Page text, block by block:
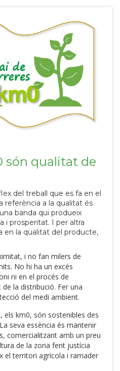
són qualitat de
del treball que es fa en el
referència a la qualitat és
banda qui produeix
i prosperitat. I per altra
en la qualitat del producte,
i no fan milers de
No hi ha un excés
ni en el procés de
la distribució. Fer una
del medi ambient.
els km0, són sostenibles des
seva essència és mantenir
comercialitzant amb un preu
de la zona fent justícia
el territori agrícola i ramader